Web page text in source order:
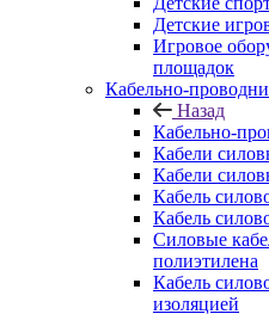
Детские
Игровое
площадок
Кабельно-
Назад
Кабельно-
Кабели
Кабели
Кабель
Кабель
Силовые
полиэтилена
Кабель
изоляцией